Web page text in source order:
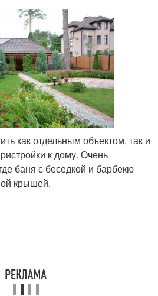
как отдельным объектом, так и
к дому. Очень
баня с беседкой и барбекю
крышей.